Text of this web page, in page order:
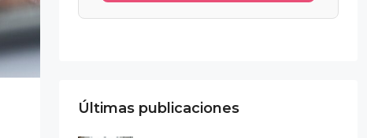
Últimas publicaciones